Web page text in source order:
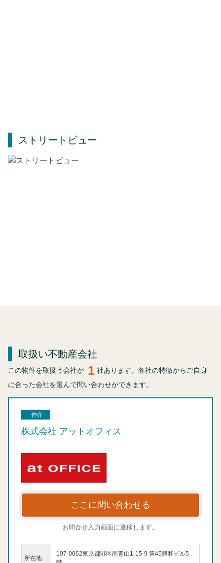
ストリートビュー
取扱い不動産会社
この物件を取扱う会社が 1 社あります。各社の特徴からご自身
に合った会社を選んで問い合わせができます。
仲介
株式会社 アットオフィス
ここに問い合わせる
お問合せ入力画面に遷移します。
所在地
107-0062東京都港区南青山1-15-9 第45興和ビル5